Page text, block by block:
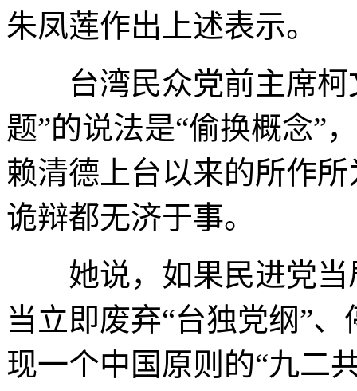
朱凤莲作出上述表示。
台湾民众党前主席柯
题”的说法是“偷换概念”
赖清德上台以来的所作
诡辩都无济于事。
她说，如果民进党当
当立即废弃“台独党纲”
现一个中国原则的“九二